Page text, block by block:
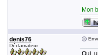
Mon
denis76
Déclamateur
Oui,